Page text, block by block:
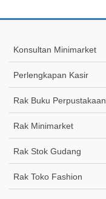
Konsultan Minimarket
Perlengkapan Kasir
Rak Buku Perpustakaan
Rak Minimarket
Rak Stok Gudang
Rak Toko Fashion